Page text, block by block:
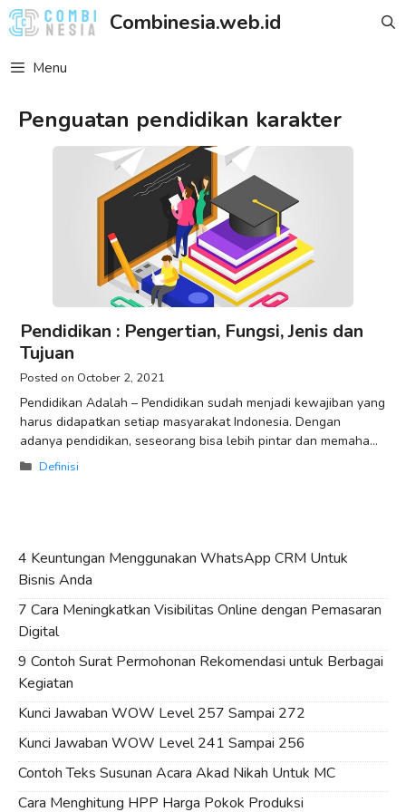
Skip
to
Combinesia.web.id
Menu
Penguatan pendidikan karakter
Pendidikan : Pengertian, Fungsi, Jenis dan
Tujuan
October 2, 2021
Pendidikan Adalah – Pendidikan sudah menjadi kewajiban yang
harus didapatkan setiap masyarakat Indonesia. Dengan
adanya pendidikan, seseorang bisa lebih pintar dan memahami
lebih banyak ilmu. Namun sayangnya banyak orang yang
Categories
Definisi
4 Keuntungan Menggunakan WhatsApp CRM Untuk
Bisnis Anda
7 Cara Meningkatkan Visibilitas Online dengan Pemasaran
Digital
9 Contoh Surat Permohonan Rekomendasi untuk Berbagai
Kegiatan
Kunci Jawaban WOW Level 257 Sampai 272
Kunci Jawaban WOW Level 241 Sampai 256
Contoh Teks Susunan Acara Akad Nikah Untuk MC
Cara Menghitung HPP Harga Pokok Produksi